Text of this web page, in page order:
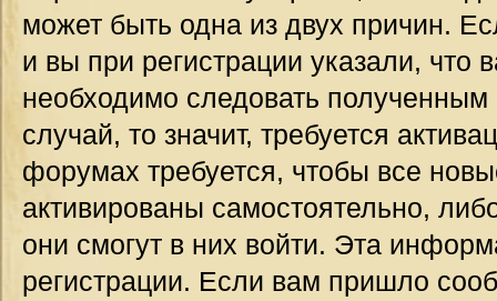
может быть одна из двух причин.
и вы при регистрации указали, что
необходимо следовать
случай, то значит, требуется
форумах требуется, чтобы все
активированы самостоятельно,
они смогут в них войти. Эта
регистрации. Если вам пришло